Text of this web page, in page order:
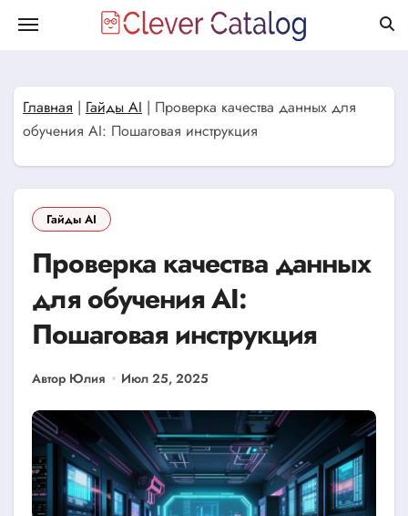
Главная | Гайды AI | Проверка качества данных для
обучения AI: Пошаговая инструкция
Гайды AI
Проверка качества данных
для обучения AI:
Пошаговая инструкция
Автор Юлия Июл 25, 2025